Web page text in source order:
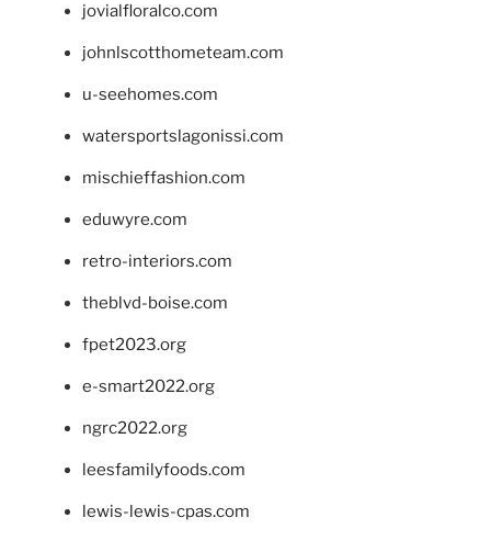
jovialfloralco.com
johnlscotthometeam.com
u-seehomes.com
watersportslagonissi.com
mischieffashion.com
eduwyre.com
retro-interiors.com
theblvd-boise.com
fpet2023.org
e-smart2022.org
ngrc2022.org
leesfamilyfoods.com
lewis-lewis-cpas.com